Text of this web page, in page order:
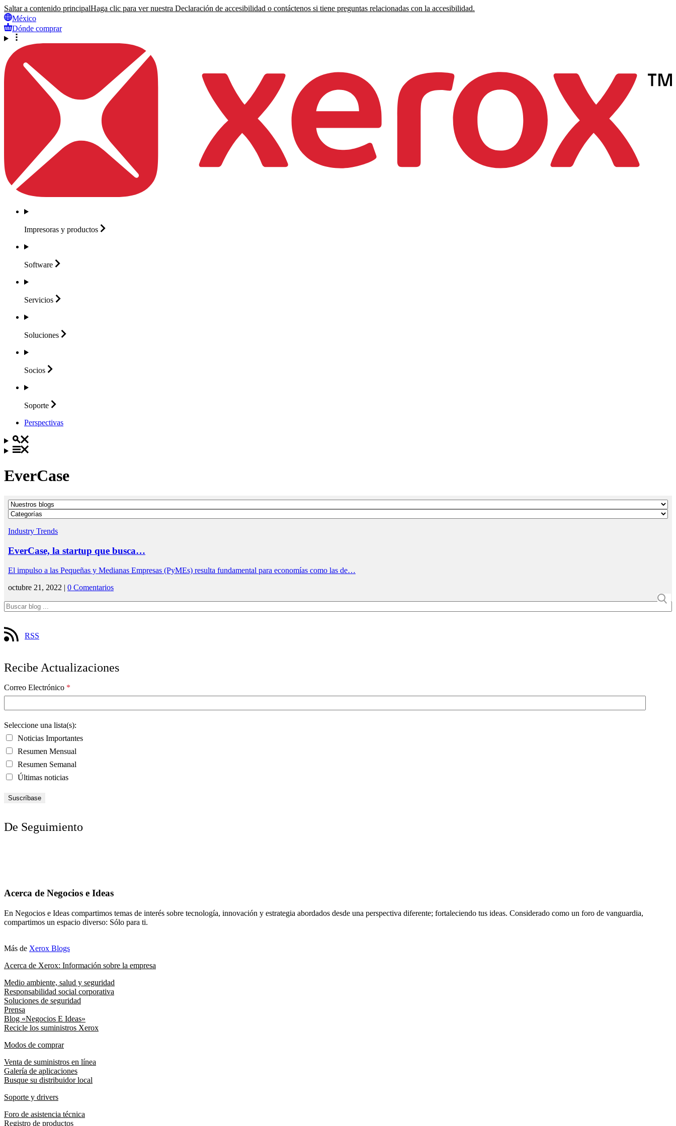
Saltar a contenido principalHaga clic para ver nuestra Declaración de accesibilidad o contáctenos si tiene preguntas relacionadas con la accesibilidad.
México
Dónde comprar
Impresoras y productos
Software
Servicios
Soluciones
Socios
Soporte
Perspectivas
EverCase
Industry Trends
EverCase, la startup que busca…
El impulso a las Pequeñas y Medianas Empresas (PyMEs) resulta fundamental para economías como las de…
octubre 21, 2022 | 0 Comentarios
RSS
Recibe Actualizaciones
Correo Electrónico *
Seleccione una lista(s):
Noticias Importantes
Resumen Mensual
Resumen Semanal
Últimas noticias
De Seguimiento
Acerca de Negocios e Ideas
En Negocios e Ideas compartimos temas de interés sobre tecnología, innovación y estrategia abordados desde una perspectiva diferente; fortaleciendo tus ideas. Considerado como un foro de vanguardia,
compartimos un espacio diverso: Sólo para ti.
Más de Xerox Blogs
Acerca de Xerox: Información sobre la empresa
Medio ambiente, salud y seguridad
Responsabilidad social corporativa
Soluciones de seguridad
Prensa
Blog «Negocios E Ideas»
Recicle los suministros Xerox
Modos de comprar
Venta de suministros en línea
Galería de aplicaciones
Busque su distribuidor local
Soporte y drivers
Foro de asistencia técnica
Registro de productos